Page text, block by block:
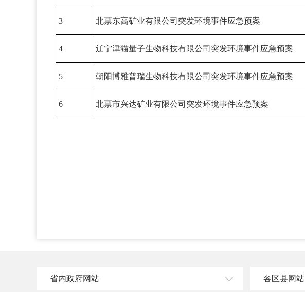
3 北票东高矿业有限公司突发环境事件应急预案
4 辽宁津猫量子生物科技有限公司突发环境事件应急预案
5 朝阳博雅普瑞生物科技有限公司突发环境事件应急预案
6 北票市兴达矿业有限公司突发环境事件应急预案
省内政府网站 各区县网站